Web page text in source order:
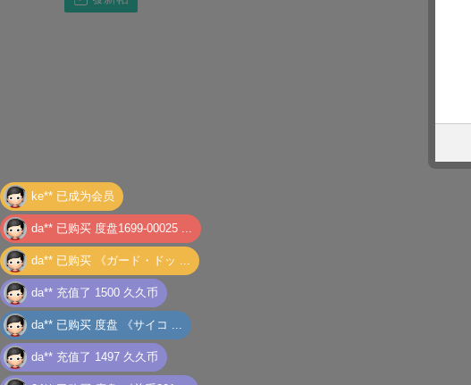
视
ke** 已成为会员
da** 已购买 度盘1699-00025 ...
da** 已购买 《ガード・ドッ ...
da** 充值了 1500 久久币
da** 已购买 度盘 《サイコ ...
da** 充值了 1497 久久币